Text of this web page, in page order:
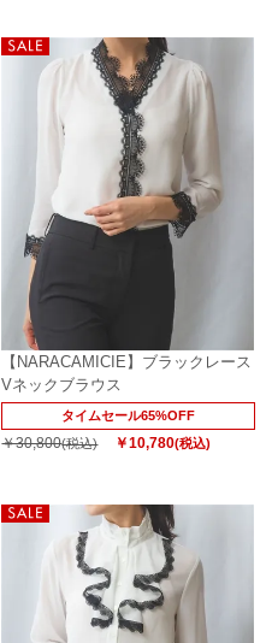
【NARACAMICIE】ブラックレース
Vネックブラウス
タイムセール65%OFF
￥30,800(税込) ￥10,780(税込)